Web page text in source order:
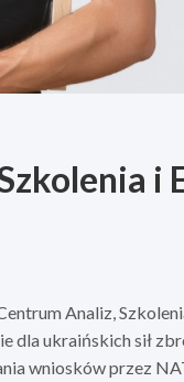
i
Analiz,
dla ukraińskich sił
wniosków przez